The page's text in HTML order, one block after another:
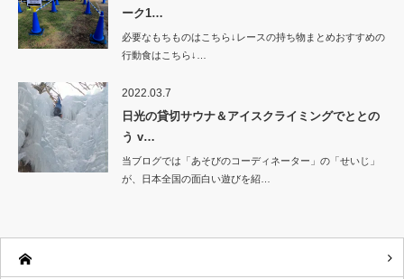
ーク1…
必要なもちものはこちら↓レースの持ち物まとめおすすめの
行動食はこちら↓…
2022.03.7
日光の貸切サウナ＆アイスクライミングでととの
う v…
当ブログでは「あそびのコーディネーター」の「せいじ」
が、日本全国の面白い遊びを紹…